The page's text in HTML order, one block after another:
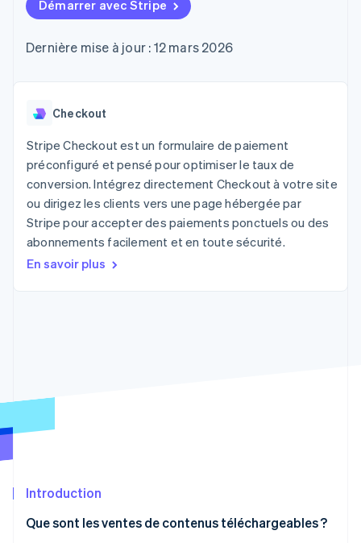
UI flexibles
Moyens de
Accès à plus
personne
Authorization
Boost
Acceptation
optimisée
Link
Paiements
accélérés
Financial
Connections
Comptes
financiers
associés
Recognition
Comptabilité
Stripe Sigma
personnalisés
Radar
Atlas
Élimination du carbone
Vérification de l'identité
l’application
Gestion financière
Plateformes
Entreprises d'IA
Économie des
créateurs
Jeux
Hôtellerie, voyages et
loisirs
Médias et
Gérer des
Proposer une
facturation à l'usage
bancaires adossées à
agents
Ressources
Intégrations
Exemples de code
Entreprise
Feuille de route
Sessions : conférence
presse
Stripe Press
Contact
Contacter notre équipe
Démarrer avec Stripe
Dernière mise à jour : 12 mars 2026
Checkout
Stripe Checkout est un formulaire de paiement
préconfiguré et pensé pour optimiser le taux de
conversion. Intégrez directement Checkout à votre site
ou dirigez les clients vers une page hébergée par
Stripe pour accepter des paiements ponctuels ou des
abonnements facilement et en toute sécurité.
En savoir plus
Introduction
Que sont les ventes de contenus téléchargeables ?